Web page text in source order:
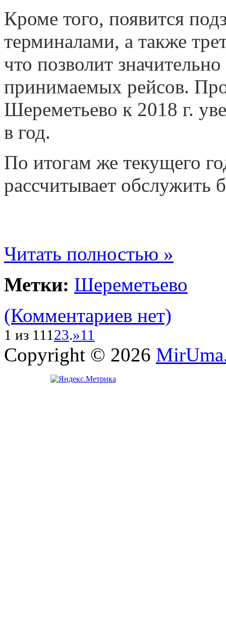
Кроме того, появится
терминалами, а также
что позволит
принимаемых рейсов.
Шереметьево к 2018 г.
в год.
По итогам же текущего
рассчитывает обслужить
Читать полностью »
Метки: Шереметьево
(Комментариев нет)
1 из 11123.»11
Copyright © 2026